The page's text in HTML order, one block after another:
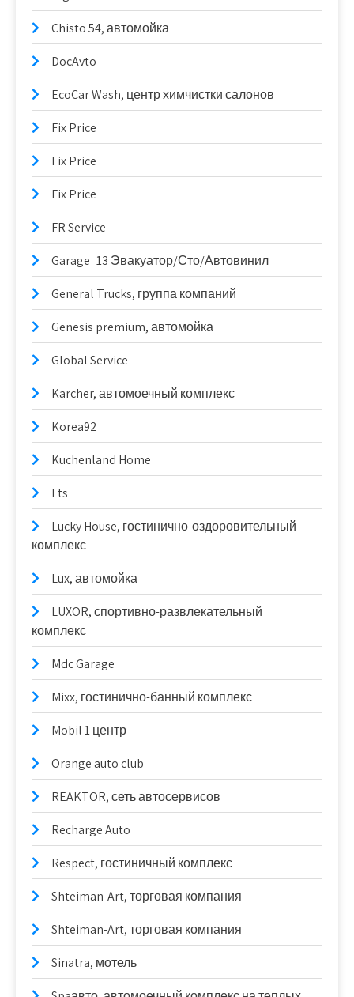
Chisto 54, автомойка
DocAvto
EcoCar Wash, центр химчистки салонов
Fix Price
Fix Price
Fix Price
FR Service
Garage_13 Эвакуатор/Сто/Автовинил
General Trucks, группа компаний
Genesis premium, автомойка
Global Service
Karcher, автомоечный комплекс
Korea92
Kuchenland Home
Lts
Lucky House, гостинично-оздоровительный
комплекс
Lux, автомойка
LUXOR, спортивно-развлекательный
комплекс
Mdc Garage
Mixx, гостинично-банный комплекс
Mobil 1 центр
Orange auto club
REAKTOR, сеть автосервисов
Recharge Auto
Respect, гостиничный комплекс
Shteiman-Art, торговая компания
Shteiman-Art, торговая компания
Sinatra, мотель